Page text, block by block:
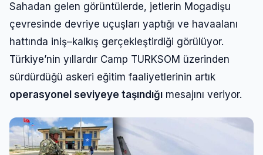
Sahadan gelen görüntülerde, jetlerin Mogadişu
çevresinde devriye uçuşları yaptığı ve havaalanı
hattında iniş–kalkış gerçekleştirdiği görülüyor.
Türkiye’nin yıllardır Camp TURKSOM üzerinden
sürdürdüğü askeri eğitim faaliyetlerinin artık
operasyonel seviyeye taşındığı mesajını veriyor.